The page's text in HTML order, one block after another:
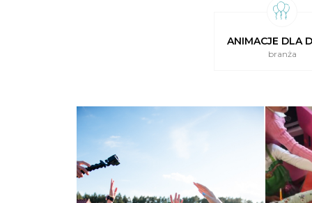
ANIMACJE DLA
branża